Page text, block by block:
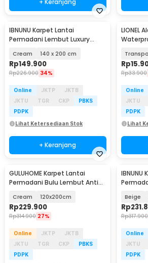
IBNUNU Karpet Lantai
Permadani Lembut Luxury
Cream 140 x 200 cm
Rp149.900
Rp226.900 34%
Online JKTP
JKTB
JKTU
TGR CKP
PBKS
PDPK
Lihat Ketersediaan Stok
+ Keranjang
LIONEL
Rp
Rp33.900
Online
JKTU
PDPK
Lihat
GULUHOME Karpet Lantai
Permadani Bulu Lembut Anti
Cream 120x200cm
Rp229.900
Rp314.900 27%
Online JKTP
JKTB
JKTU
TGR CKP
PBKS
PDPK
IBNUNU
Beige
Rp
Rp317.900
Online
JKTU
PDPK